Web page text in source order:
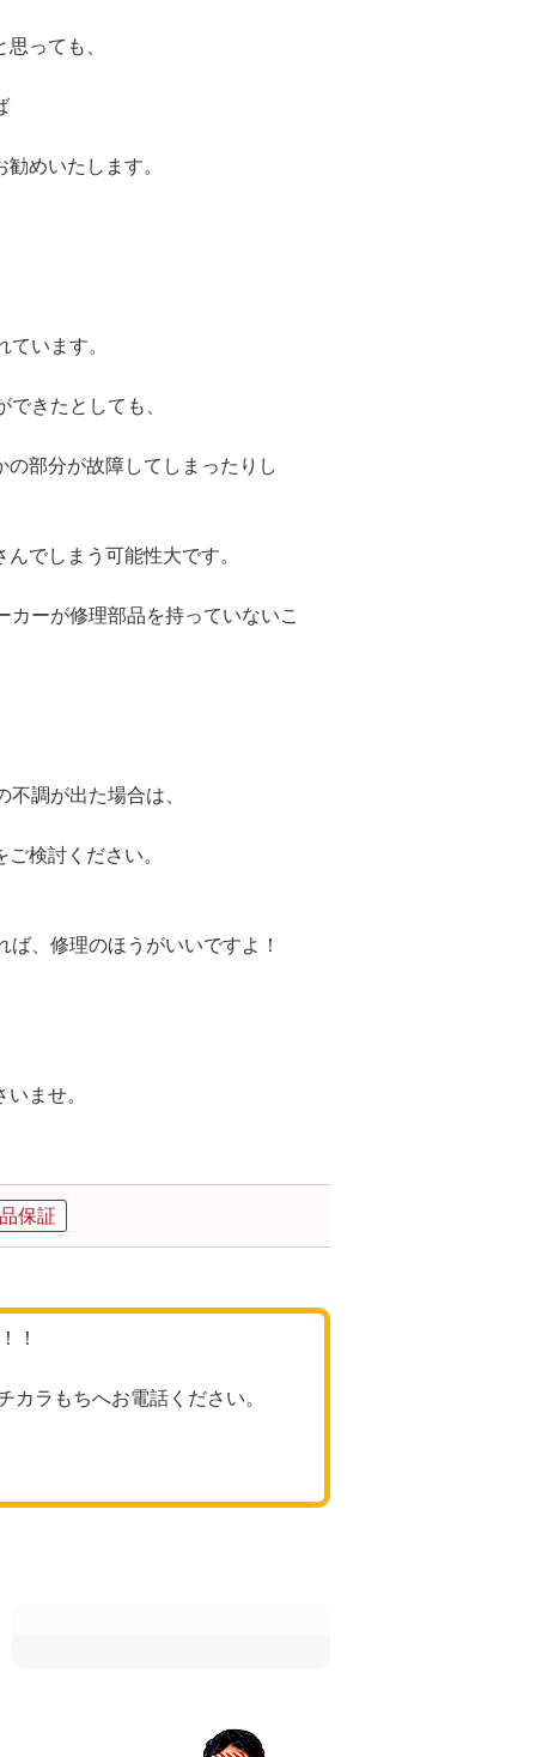
っても、
めいたします。
います。
きたとしても、
部分が故障してしまったりし
でしまう可能性大です。
ーが修理部品を持っていないこ
調が出た場合は、
検討ください。
、修理のほうがいいですよ！
ませ。
保証
！
ラもちへお電話ください。